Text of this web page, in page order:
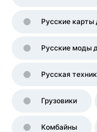
Русские карты
Русские моды
Русская
Грузовики
Комбайны